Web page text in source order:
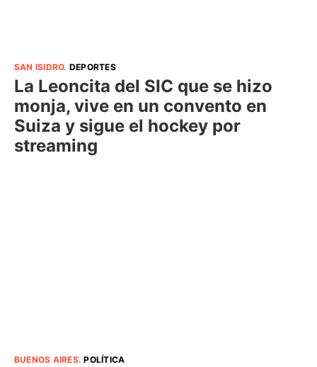
SAN ISIDRO. DEPORTES
La Leoncita del SIC que se hizo
monja, vive en un convento en
Suiza y sigue el hockey por
streaming
BUENOS AIRES.POLÍTICA